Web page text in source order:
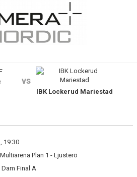
vs
IBK Lockerud Mariestad
19:30
Plan 1 - Ljusterö
Final A